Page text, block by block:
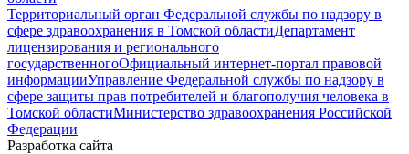
Территориальный орган Федеральной службы по надзору в
сфере здравоохранения в Томской областиДепартамент
лицензирования и регионального
государственногоОфициальный интернет-портал правовой
информацииУправление Федеральной службы по надзору в
сфере защиты прав потребителей и благополучия человека в
Томской областиМинистерство здравоохранения Российской
Федерации
Разработка сайта